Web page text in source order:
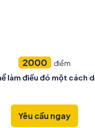
2000 điểm
làm điều đó một cách
Yêu cầu ngay